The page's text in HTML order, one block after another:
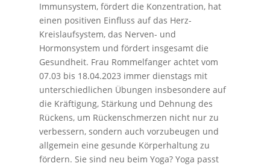
Immunsystem, fördert die Konzentration, hat
einen positiven Einfluss auf das Herz-
Kreislaufsystem, das Nerven- und
Hormonsystem und fördert insgesamt die
Gesundheit. Frau Rommelfanger achtet vom
07.03 bis 18.04.2023 immer dienstags mit
unterschiedlichen Übungen insbesondere auf
die Kräftigung, Stärkung und Dehnung des
Rückens, um Rückenschmerzen nicht nur zu
verbessern, sondern auch vorzubeugen und
allgemein eine gesunde Körperhaltung zu
fördern. Sie sind neu beim Yoga? Yoga passt